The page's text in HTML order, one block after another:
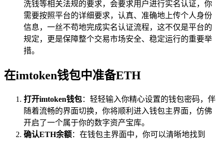
洗钱等相关法规的要求，会要求用户进行实名认证，你
需要按照平台的详细要求，认真、准确地上传个人身份
信息，一丝不苟地完成实名认证流程，这不仅是平台的
规定，更是保障整个交易市场安全、稳定运行的重要举
措。
在imtoken钱包中准备ETH
打开imtoken钱包：轻轻输入你精心设置的钱包密码，伴
随着流畅的界面切换，你将顺利进入钱包主界面，仿佛
开启了一个属于你的数字资产宝库。
确认ETH余额：在钱包主界面中，你可以清晰地找到